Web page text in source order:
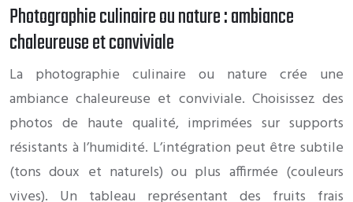
Photographie culinaire ou nature : ambiance
chaleureuse et conviviale
La photographie culinaire ou nature crée une
ambiance chaleureuse et conviviale. Choisissez des
photos de haute qualité, imprimées sur supports
résistants à l’humidité. L’intégration peut être subtile
(tons doux et naturels) ou plus affirmée (couleurs
vives). Un tableau représentant des fruits frais